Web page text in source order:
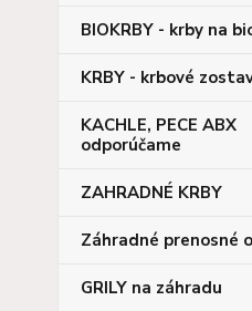
BIOKRBY - krby na
KRBY - krbové
KACHLE, PECE ABX
odporúčame
ZAHRADNÉ KRBY
Záhradné prenosné
GRILY na záhradu